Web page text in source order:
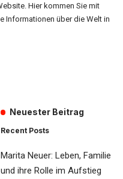
Hier kommen Sie mit
Informationen über die Welt in
Neuester Beitrag
Recent Posts
Marita Neuer: Leben, Familie
und ihre Rolle im Aufstieg